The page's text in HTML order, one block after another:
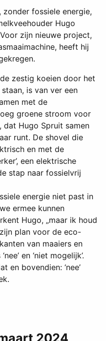
fossiele energie,
Hugo
zijn nieuwe project,
heeft hij
zestig koeien door het
is van ver een
met de
groene stroom voor
Hugo Spruit samen
runt. De shovel die
en met de
een elektrische
stap naar fossielvrij
energie niet past in
ermee kunnen
Hugo, „maar ik houd
plan voor de eco-
van maaiers en
en ‘niet mogelijk’.
en bovendien: ‘nee’